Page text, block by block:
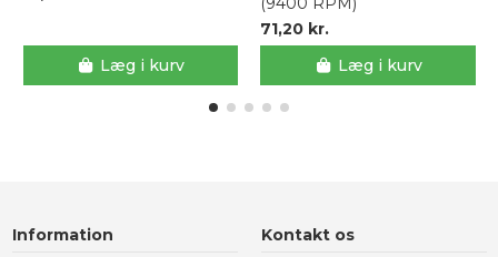
Læg i kurv
71,20 kr.
Læg i kurv
Information Kontakt os